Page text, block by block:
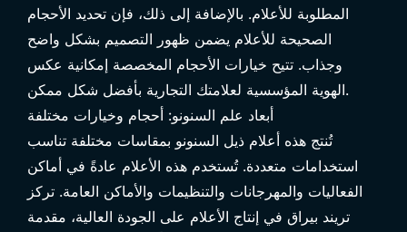
المطلوبة للأعلام. بالإضافة إلى ذلك، فإن تحديد الأحجام
الصحيحة للأعلام يضمن ظهور التصميم بشكل واضح
وجذاب. تتيح خيارات الأحجام المخصصة إمكانية عكس
الهوية المؤسسية لعلامتك التجارية بأفضل شكل ممكن.
أبعاد علم السنونو: أحجام وخيارات مختلفة
تُنتج هذه أعلام ذيل السنونو بمقاسات مختلفة تناسب
استخدامات متعددة. تُستخدم هذه الأعلام عادةً في أماكن
الفعاليات والمهرجانات والتنظيمات والأماكن العامة. تركز
تريند بيراق في إنتاج الأعلام على الجودة العالية، مقدمة